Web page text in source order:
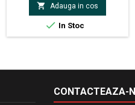
 Adauga in cos
 In Stoc
CONTACTEAZA-